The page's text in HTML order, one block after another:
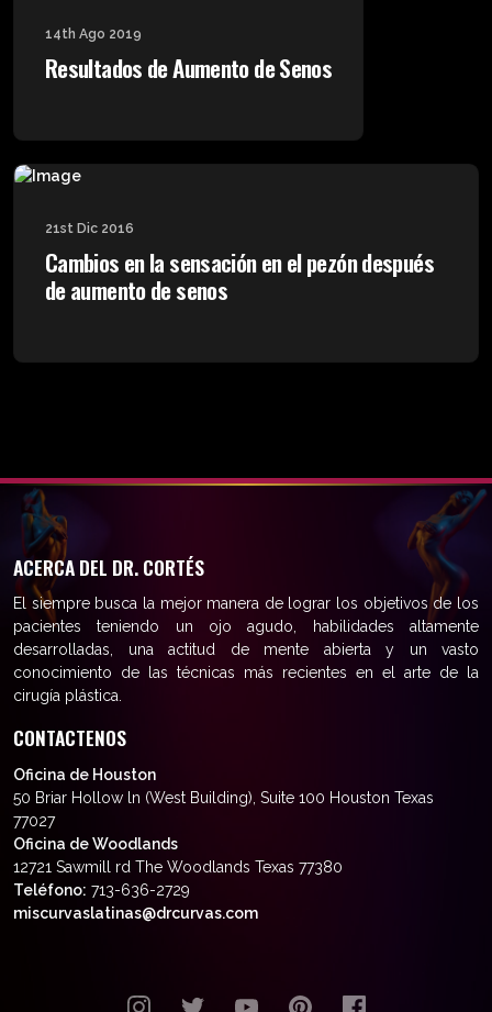
14th Ago 2019
Resultados de Aumento de Senos
21st Dic 2016
Cambios en la sensación en el pezón después
de aumento de senos
ACERCA DEL DR. CORTÉS
El siempre busca la mejor manera de lograr los objetivos de los
pacientes teniendo un ojo agudo, habilidades altamente
desarrolladas, una actitud de mente abierta y un vasto
conocimiento de las técnicas más recientes en el arte de la
cirugía plástica.
CONTACTENOS
Oficina de Houston
50 Briar Hollow ln (West Building), Suite 100 Houston Texas
77027
Oficina de Woodlands
12721 Sawmill rd The Woodlands Texas 77380
Teléfono: 713-636-2729
miscurvaslatinas@drcurvas.com